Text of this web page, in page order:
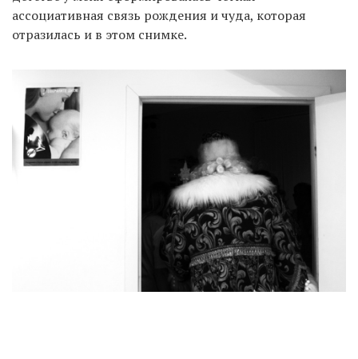
ассоциативная связь рождения и чуда, которая
отразилась и в этом снимке.